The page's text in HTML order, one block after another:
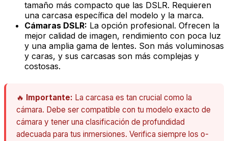
tamaño más compacto que las DSLR. Requieren
una carcasa específica del modelo y la marca.
Cámaras DSLR: La opción profesional. Ofrecen la
mejor calidad de imagen, rendimiento con poca luz
y una amplia gama de lentes. Son más voluminosas
y caras, y sus carcasas son más complejas y
costosas.
🔥 Importante: La carcasa es tan crucial como la
cámara. Debe ser compatible con tu modelo exacto de
cámara y tener una clasificación de profundidad
adecuada para tus inmersiones. Verifica siempre los o-